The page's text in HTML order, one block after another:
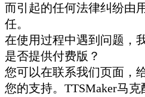
而引起的任何法律纠纷由
任。
在使用过程中遇到问题，
是否提供付费版？
您可以在联系我们页面，
您的支持。TTSMaker马